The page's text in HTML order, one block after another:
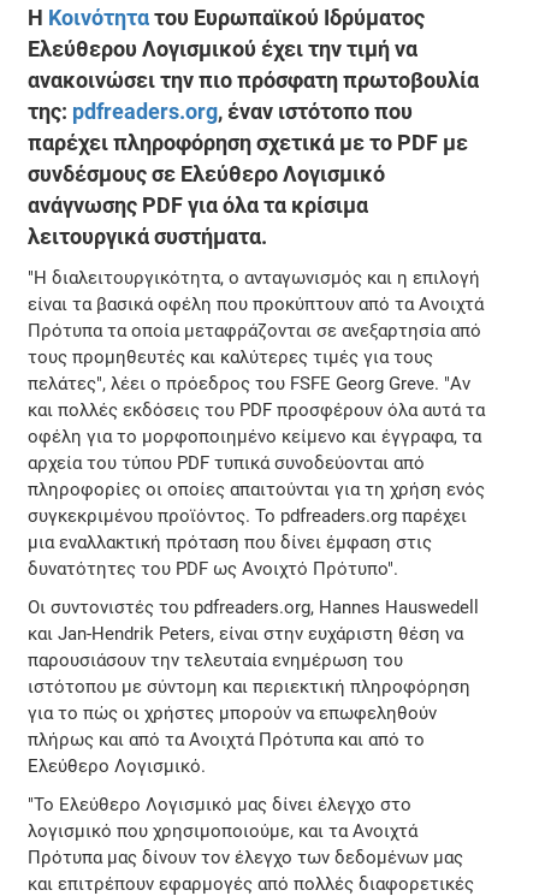
Η Κοινότητατου Ευρωπαϊκού Ιδρύματος
Ελεύθερου Λογισμικού έχει την τιμή να
ανακοινώσει την πιο πρόσφατη πρωτοβουλία
της: pdfreaders.org, έναν ιστότοπο που
παρέχει πληροφόρηση σχετικά με το PDF με
συνδέσμους σε Ελεύθερο Λογισμικό
ανάγνωσης PDF για όλα τα κρίσιμα
λειτουργικά συστήματα.
"Η διαλειτουργικότητα, ο ανταγωνισμός και η επιλογή
είναι τα βασικά οφέλη που προκύπτουν από τα Ανοιχτά
Πρότυπα τα οποία μεταφράζονται σε ανεξαρτησία από
τους προμηθευτές και καλύτερες τιμές για τους
πελάτες", λέει ο πρόεδρος του FSFE Georg Greve. "Αν
και πολλές εκδόσεις του PDF προσφέρουν όλα αυτά τα
οφέλη για το μορφοποιημένο κείμενο και έγγραφα, τα
αρχεία του τύπου PDF τυπικά συνοδεύονται από
πληροφορίες οι οποίες απαιτούνται για τη χρήση ενός
συγκεκριμένου προϊόντος. Το pdfreaders.org παρέχει
μια εναλλακτική πρόταση που δίνει έμφαση στις
δυνατότητες του PDF ως Ανοιχτό Πρότυπο".
Οι συντονιστές του pdfreaders.org, Hannes Hauswedell
και Jan-Hendrik Peters, είναι στην ευχάριστη θέση να
παρουσιάσουν την τελευταία ενημέρωση του
ιστότοπου με σύντομη και περιεκτική πληροφόρηση
για το πώς οι χρήστες μπορούν να επωφεληθούν
πλήρως και από τα Ανοιχτά Πρότυπα και από το
Ελεύθερο Λογισμικό.
"Το Ελεύθερο Λογισμικό μας δίνει έλεγχο στο
λογισμικό που χρησιμοποιούμε, και τα Ανοιχτά
Πρότυπα μας δίνουν τον έλεγχο των δεδομένων μας
και επιτρέπουν εφαρμογές από πολλές διαφορετικές